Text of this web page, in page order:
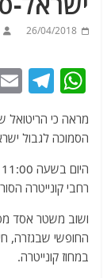
26/04/2018
W
at
s
A
p
p
T
el
e
g
ra
m
מראה כי הריטואל
הסמוכה לגבול
רחבי קונייטרה
ושוב משטר אסד
החופשי שבגזרה,
במחוז קונייטרה.